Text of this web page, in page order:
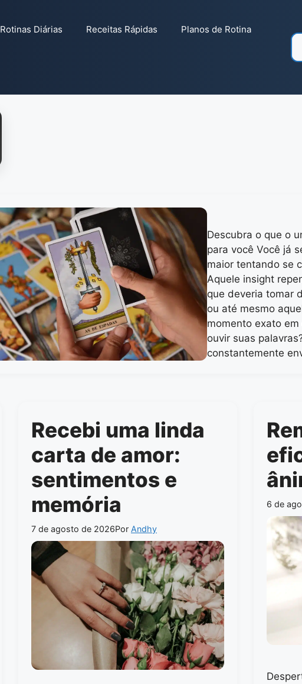
Rotinas Diárias Receitas Rápidas Planos de Rotina
Descubra o que o
para você Você já
maior tentando se
Aquele insight
que deveria tomar
ou até mesmo
momento exato
ouvir suas
constantemente
Recebi uma linda
carta de amor:
sentimentos e
memória
7 de agosto de 2026Por Andhy
6 de